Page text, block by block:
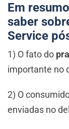
Em
saber
Service
1) O fato do
importante no
2) O
enviadas no